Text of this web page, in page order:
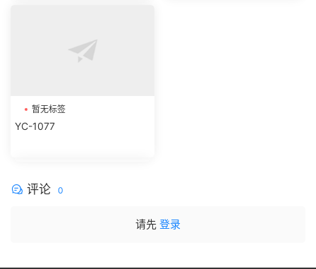
暂无标签
YC-1077
评论 0
请先 登录